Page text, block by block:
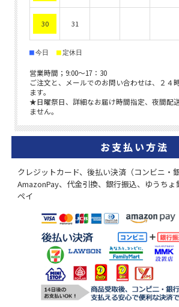
お支払い方法
クレジットカード、後払い決済（コンビニ・
AmazonPay、代金引換、銀行振込、ゆうちょ
ペイ